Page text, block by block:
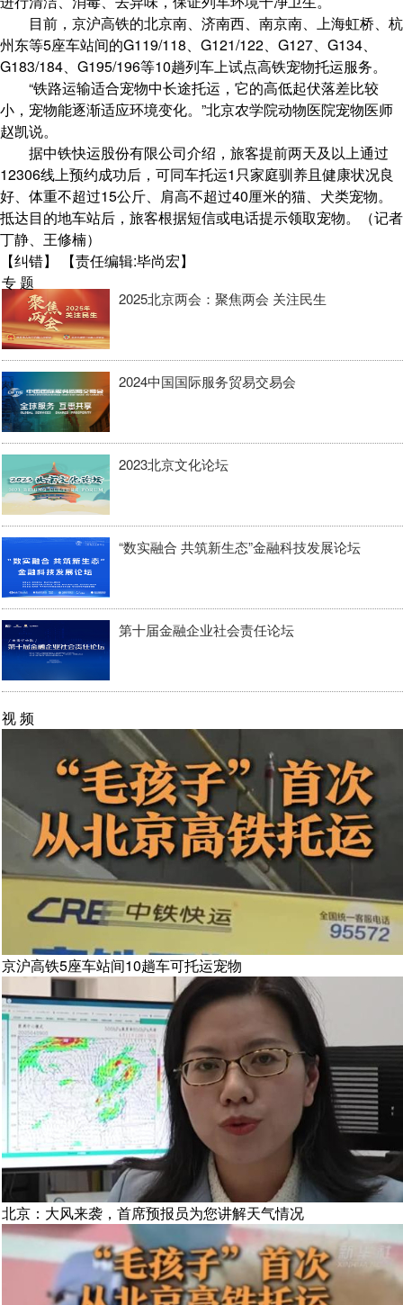
目前，京沪高铁的北京南、济南西、南京南、上海虹桥、杭
州东等5座车站间的G119/118、G121/122、G127、G134、
G183/184、G195/196等10趟列车上试点高铁宠物托运服务。
“铁路运输适合宠物中长途托运，它的高低起伏落差比较
小，宠物能逐渐适应环境变化。”北京农学院动物医院宠物医师
赵凯说。
据中铁快运股份有限公司介绍，旅客提前两天及以上通过
12306线上预约成功后，可同车托运1只家庭驯养且健康状况良
好、体重不超过15公斤、肩高不超过40厘米的猫、犬类宠物。
抵达目的地车站后，旅客根据短信或电话提示领取宠物。（记者
丁静、王修楠）
【纠错】
【责任编辑:毕尚宏】
专 题
2025北京两会：聚焦两会 关注民生
2024中国国际服务贸易交易会
2023北京文化论坛
“数实融合 共筑新生态”金融科技发展论坛
第十届金融企业社会责任论坛
视 频
京沪高铁5座车站间10趟车可托运宠物
北京：大风来袭，首席预报员为您讲解天气情况